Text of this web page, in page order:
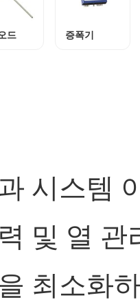
드 증폭기
시스템
및 열 관
최소화